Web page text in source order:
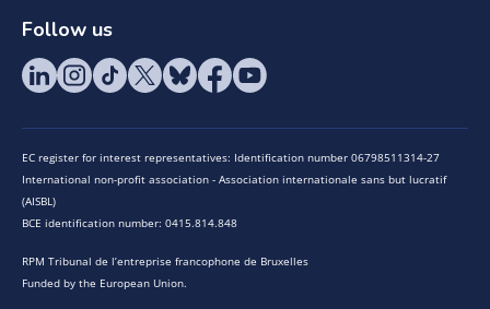
Follow us
EC register for interest representatives: Identification number 06798511314-27
International non-profit association - Association internationale sans but lucratif
(AISBL)
BCE identification number: 0415.814.848
RPM Tribunal de l’entreprise francophone de Bruxelles
Funded by the European Union.